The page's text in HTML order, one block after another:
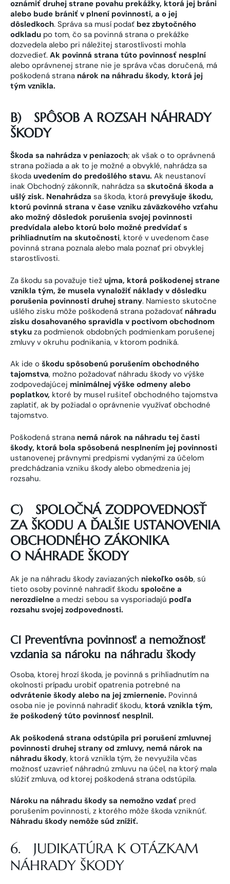
oznámiť druhej strane povahu prekážky, ktorá jej bráni
alebo bude brániť v plnení povinnosti, a o jej
dôsledkoch. Správa sa musí podať bez zbytočného
odkladu po tom, čo sa povinná strana o prekážke
dozvedela alebo pri náležitej starostlivosti mohla
dozvedieť. Ak povinná strana túto povinnosť nesplní
alebo oprávnenej strane nie je správa včas doručená, má
poškodená strana nárok na náhradu škody, ktorá jej
tým vznikla.
B) SPÔSOB A ROZSAH NÁHRADY
ŠKODY
Škoda sa nahrádza v peniazoch; ak však o to oprávnená
strana požiada a ak to je možné a obvyklé, nahrádza sa
škoda uvedením do predošlého stavu. Ak neustanoví
inak Obchodný zákonník, nahrádza sa skutočná škoda a
ušlý zisk. Nenahrádza sa škoda, ktorá prevyšuje škodu,
ktorú povinná strana v čase vzniku záväzkového vzťahu
ako možný dôsledok porušenia svojej povinnosti
predvídala alebo ktorú bolo možné predvídať s
prihliadnutím na skutočnosti, ktoré v uvedenom čase
povinná strana poznala alebo mala poznať pri obvyklej
starostlivosti.
Za škodu sa považuje tiež ujma, ktorá poškodenej strane
vznikla tým, že musela vynaložiť náklady v dôsledku
porušenia povinnosti druhej strany. Namiesto skutočne
ušlého zisku môže poškodená strana požadovať náhradu
zisku dosahovaného spravidla v poctivom obchodnom
styku za podmienok obdobných podmienkam porušenej
zmluvy v okruhu podnikania, v ktorom podniká.
Ak ide o škodu spôsobenú porušením obchodného
tajomstva, možno požadovať náhradu škody vo výške
zodpovedajúcej minimálnej výške odmeny alebo
poplatkov, ktoré by musel rušiteľ obchodného tajomstva
zaplatiť, ak by požiadal o oprávnenie využívať obchodné
tajomstvo.
Poškodená strana nemá nárok na náhradu tej časti
škody, ktorá bola spôsobená nesplnením jej povinnosti
ustanovenej právnymi predpismi vydanými za účelom
predchádzania vzniku škody alebo obmedzenia jej
rozsahu.
C) SPOLOČNÁ ZODPOVEDNOSŤ
ZA ŠKODU A ĎALŠIE USTANOVENIA
OBCHODNÉHO ZÁKONIKA
O NÁHRADE ŠKODY
Ak je na náhradu škody zaviazaných niekoľko osôb, sú
tieto osoby povinné nahradiť škodu spoločne a
nerozdielne a medzi sebou sa vysporiadajú podľa
rozsahu svojej zodpovednosti.
C1 Preventívna povinnosť a nemožnosť
vzdania sa nároku na náhradu škody
Osoba, ktorej hrozí škoda, je povinná s prihliadnutím na
okolnosti prípadu urobiť opatrenia potrebné na
odvrátenie škody alebo na jej zmiernenie. Povinná
osoba nie je povinná nahradiť škodu, ktorá vznikla tým,
že poškodený túto povinnosť nesplnil.
Ak poškodená strana odstúpila pri porušení zmluvnej
povinnosti druhej strany od zmluvy, nemá nárok na
náhradu škody, ktorá vznikla tým, že nevyužila včas
možnosť uzavrieť náhradnú zmluvu na účel, na ktorý mala
slúžiť zmluva, od ktorej poškodená strana odstúpila.
Nároku na náhradu škody sa nemožno vzdať pred
porušením povinnosti, z ktorého môže škoda vzniknúť.
Náhradu škody nemôže súd znížiť.
6. JUDIKATÚRA K OTÁZKAM
NÁHRADY ŠKODY